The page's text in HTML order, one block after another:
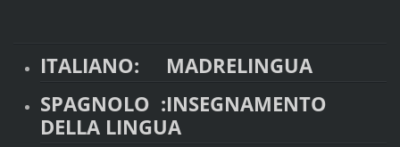
ITALIANO: MADRELINGUA
SPAGNOLO :INSEGNAMENTO
DELLA LINGUA